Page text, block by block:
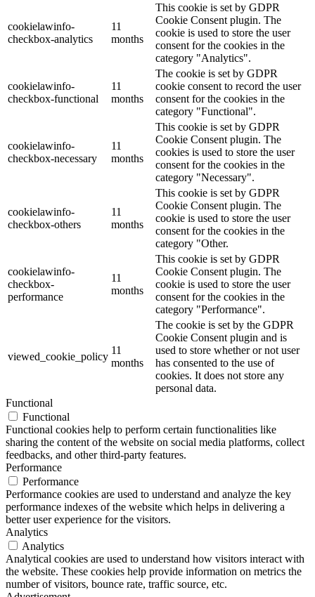
cookielawinfo-
checkbox-analytics
11
months
This cookie is set by GDPR
Cookie Consent plugin. The
cookie is used to store the user
consent for the cookies in the
category "Analytics".
cookielawinfo-
checkbox-functional
11
months
The cookie is set by GDPR
cookie consent to record the user
consent for the cookies in the
category "Functional".
cookielawinfo-
checkbox-necessary
11
months
This cookie is set by GDPR
Cookie Consent plugin. The
cookies is used to store the user
consent for the cookies in the
category "Necessary".
cookielawinfo-
checkbox-others
11
months
This cookie is set by GDPR
Cookie Consent plugin. The
cookie is used to store the user
consent for the cookies in the
category "Other.
cookielawinfo-
checkbox-
performance
11
months
This cookie is set by GDPR
Cookie Consent plugin. The
cookie is used to store the user
consent for the cookies in the
category "Performance".
viewed_cookie_policy
11
months
The cookie is set by the GDPR
Cookie Consent plugin and is
used to store whether or not user
has consented to the use of
cookies. It does not store any
personal data.
Functional
Functional
Functional cookies help to perform certain functionalities like
sharing the content of the website on social media platforms, collect
feedbacks, and other third-party features.
Performance
Performance
Performance cookies are used to understand and analyze the key
performance indexes of the website which helps in delivering a
better user experience for the visitors.
Analytics
Analytics
Analytical cookies are used to understand how visitors interact with
the website. These cookies help provide information on metrics the
number of visitors, bounce rate, traffic source, etc.